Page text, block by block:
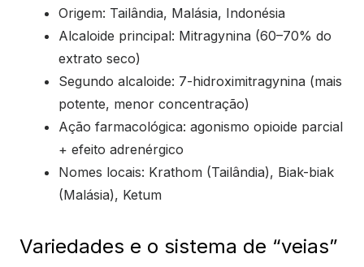
Origem: Tailândia, Malásia, Indonésia
Alcaloide principal: Mitragynina (60–70% do
extrato seco)
Segundo alcaloide: 7-hidroximitragynina (mais
potente, menor concentração)
Ação farmacológica: agonismo opioide parcial
+ efeito adrenérgico
Nomes locais: Krathom (Tailândia), Biak-biak
(Malásia), Ketum
Variedades e o sistema de “veias”